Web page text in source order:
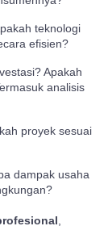
teknologi
efisien?
Apakah
analisis
proyek sesuai
dampak usaha